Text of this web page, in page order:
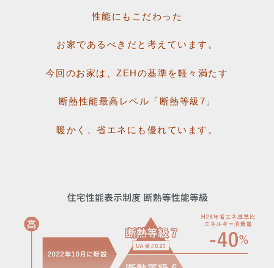
性能にもこだわった
お家であるべきだと 考えています。
今回のお家は、ZEHの基準を軽々満たす
断熱性能最高レベル「断熱等級7」
暖かく、省エネにも優れています。